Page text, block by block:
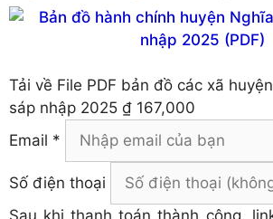
Tải về File PDF bản đồ các xã
sáp nhập 2025 ₫ 167,000
Email *
Số điện thoại